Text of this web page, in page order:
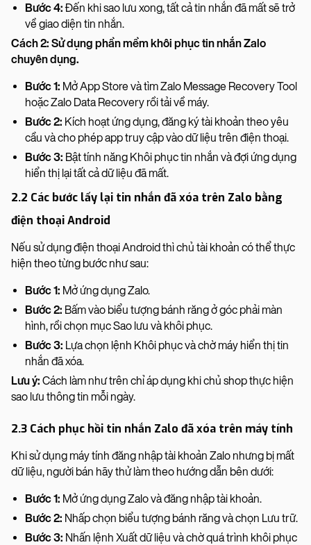
Bước 4:Đến khi sao lưu xong, tất cả tin nhắn đã mất sẽ trở
về giao diện tin nhắn.
Cách 2: Sử dụng phần mềm khôi phục tin nhắn Zalo
chuyên dụng.
Bước 1: Mở App Store và tìm Zalo Message Recovery Tool
hoặc Zalo Data Recovery rồi tải về máy.
Bước 2: Kích hoạt ứng dụng, đăng ký tài khoản theo yêu
cầu và cho phép app truy cập vào dữ liệu trên điện thoại.
Bước 3: Bật tính năng Khôi phục tin nhắn và đợi ứng dụng
hiển thị lại tất cả dữ liệu đã mất.
2.2 Các bước lấy lại tin nhắn đã xóa trên Zalo bằng
điện thoại Android
Nếu sử dụng điện thoại Android thì chủ tài khoản có thể thực
hiện theo từng bước như sau:
Bước 1: Mở ứng dụng Zalo.
Bước 2: Bấm vào biểu tượng bánh răng ở góc phải màn
hình, rồi chọn mục Sao lưu và khôi phục.
Bước 3: Lựa chọn lệnh Khôi phục và chờ máy hiển thị tin
nhắn đã xóa.
Lưu ý: Cách làm như trên chỉ áp dụng khi chủ shop thực hiện
sao lưu thông tin mỗi ngày.
2.3 Cách phục hồi tin nhắn Zalo đã xóa trên máy tính
Khi sử dụng máy tính đăng nhập tài khoản Zalo nhưng bị mất
dữ liệu, người bán hãy thử làm theo hướng dẫn bên dưới:
Bước 1: Mở ứng dụng Zalo và đăng nhập tài khoản.
Bước 2: Nhấp chọn biểu tượng bánh răng và chọn Lưu trữ.
Bước 3: Nhấn lệnh Xuất dữ liệu và chờ quá trình khôi phục